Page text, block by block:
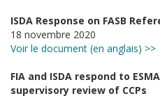
ISDA Response on FASB
18 novembre 2020
Voir le document (en anglais) >>
FIA and ISDA respond to
supervisory review of CCPs